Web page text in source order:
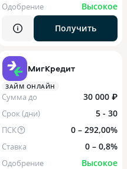
Одобрение
Высокое
Получить
МигКредит
ЗАЙМ ОНЛАЙН
Сумма до 30 000 ₽
Срок (дни) 5 - 30
ПСК 0 – 292,00%
Ставка 0 – 0,8%
Одобрение
Высокое